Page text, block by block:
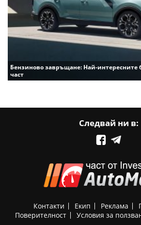
Бензиново завръщане: Най-интересните
част
Следвай ни в:
Контакти Екип Реклама
Поверителност
Условия за